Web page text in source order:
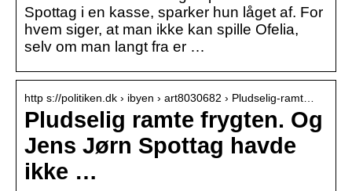
Spottag i en kasse, sparker hun låget af. For
hvem siger, at man ikke kan spille Ofelia,
selv om man langt fra er …
http s://politiken.dk › ibyen › art8030682 › Pludselig-ramt…
Pludselig ramte frygten. Og
Jens Jørn Spottag havde
ikke …